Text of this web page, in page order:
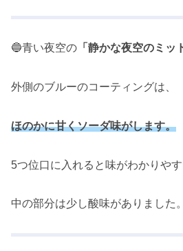
🔵青い夜空の 「静かな夜空のミッ
外側のブルーのコーティングは、
ほのかに甘くソーダ味がします。
5つ位口に入れると味がわかりやす
中の部分は少し酸味がありました。